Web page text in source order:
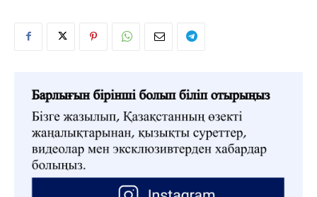
ФОТО ДӘЙЕК
27.4 Kokshetau
Жоба туралы Байланыс Жарнама